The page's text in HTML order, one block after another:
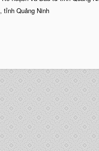
tỉnh Quảng Ninh